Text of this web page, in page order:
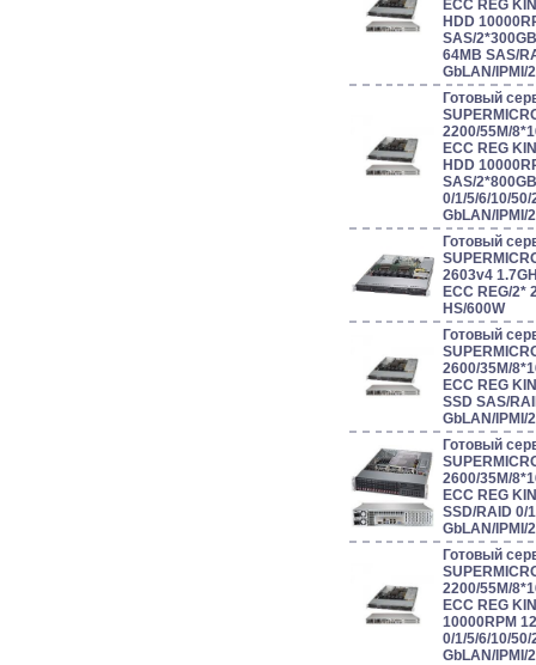
ECC REG
HDD
SAS/
64MB SAS/
GbLAN/IPMI/
Готовый
2200/55M/
ECC REG
HDD
SAS/
0/1/5/6/10/50/
GbLAN/IPMI/
Готовый
2603v4
ECC REG/2*
HS/600W
Готовый
2600/35M/
ECC REG
SSD SAS/
GbLAN/IPMI/
Готовый
2600/35M/
ECC REG
SSD/RAID 0/
GbLAN/IPMI/
Готовый
2200/55M/
ECC REG
10000RPM
0/1/5/6/10/50/
GbLAN/IPMI/